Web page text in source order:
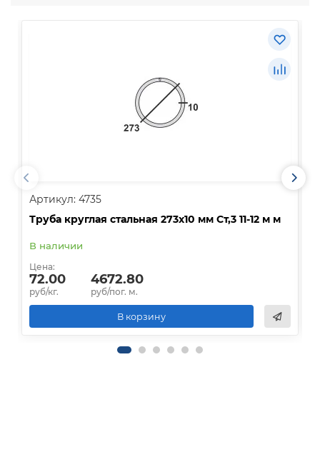
Артикул: 4735
Труба круглая стальная 273х10 мм Ст,3 11-12 м м
В наличии
Цена:
72.00
руб/кг.
4672.80
руб/пог. м.
В корзину